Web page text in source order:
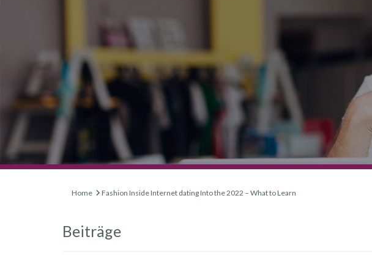
Home Fashion Inside Internet dating Into the 2022 – What to Learn
Beiträge